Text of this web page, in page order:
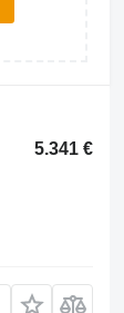
5.341 €